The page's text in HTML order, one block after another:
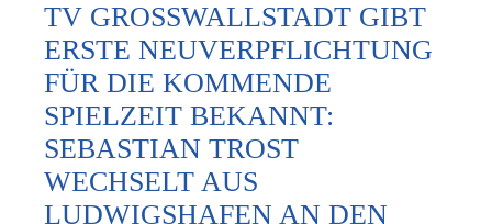
TV GROSSWALLSTADT GIBT E
RSTE NEUVERPFLICHTUNG F
ÜR DIE KOMMENDE S
PIELZEIT BEKANNT: S
EBASTIAN TROST W
ECHSELT AUS L
UDWIGSHAFEN AN DEN U